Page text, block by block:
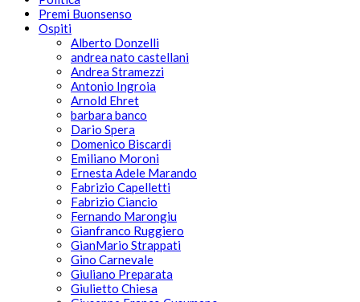
Premi Buonsenso
Ospiti
Alberto Donzelli
andrea nato castellani
Andrea Stramezzi
Antonio Ingroia
Arnold Ehret
barbara banco
Dario Spera
Domenico Biscardi
Emiliano Moroni
Ernesta Adele Marando
Fabrizio Capelletti
Fabrizio Ciancio
Fernando Marongiu
Gianfranco Ruggiero
GianMario Strappati
Gino Carnevale
Giuliano Preparata
Giulietto Chiesa